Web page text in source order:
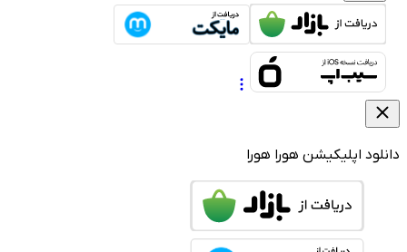
اپلیکیشن هوراهورا